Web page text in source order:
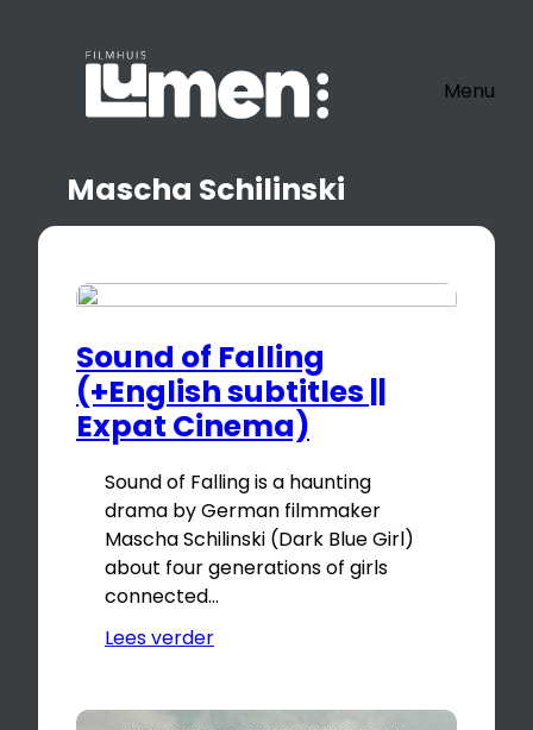
Menu
Mascha Schilinski
Sound of Falling
(+English subtitles ||
Expat Cinema)
Sound of Falling is a haunting
drama by German filmmaker
Mascha Schilinski (Dark Blue Girl)
about four generations of girls
connected…
Lees verder